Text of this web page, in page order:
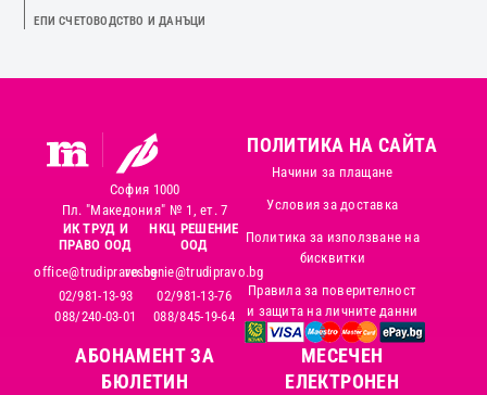
ЕПИ СЧЕТОВОДСТВО И ДАНЪЦИ
София 1000
Пл. "Македония" № 1, ет. 7
ИК ТРУД И
ПРАВО ООД
office@trudipravo.bg
02/981-13-93
088/240-03-01
НКЦ РЕШЕНИЕ
ООД
reshenie@trudipravo.bg
02/981-13-76
088/845-19-64
ПОЛИТИКА НА САЙТА
Начини за плащане
Условия за доставка
Политика за използване на
бисквитки
Правила за поверителност
и защита на личните данни
АБОНАМЕНТ ЗА
БЮЛЕТИН
MЕСЕЧЕН
ЕЛЕКТРОНЕН